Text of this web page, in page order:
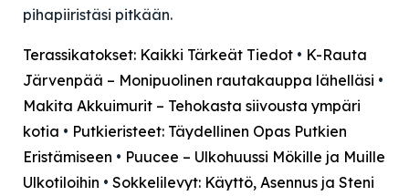
pihapiiristäsi pitkään.
Terassikatokset: Kaikki Tärkeät Tiedot • K-Rauta
Järvenpää – Monipuolinen rautakauppa lähelläsi •
Makita Akkuimurit – Tehokasta siivousta ympäri
kotia • Putkieristeet: Täydellinen Opas Putkien
Eristämiseen • Puucee – Ulkohuussi Mökille ja Muille
Ulkotiloihin • Sokkelilevyt: Käyttö, Asennus ja Steni